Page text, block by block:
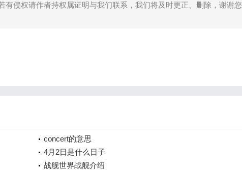
有侵权请作者持权属证明与我们联系，我们将及时更正、删除，谢谢您
concert的意思
4月2日是什么日子
战舰世界战舰介绍